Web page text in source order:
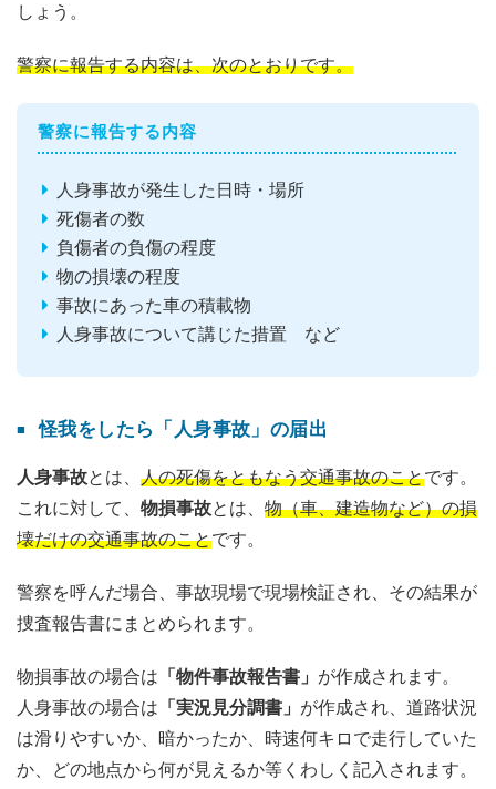
しょう。
警察に報告する内容は、次のとおりです。
警察に報告する内容
人身事故が発生した日時・場所
死傷者の数
負傷者の負傷の程度
物の損壊の程度
事故にあった車の積載物
人身事故について講じた措置 など
怪我をしたら「人身事故」の届出
人身事故とは、 人の死傷をともなう交通事故のことです。
これに対して、 物損事故とは、 物（車、建造物など）の損
壊だけの交通事故のことです。
警察を呼んだ場合、事故現場で現場検証され、その結果が
捜査報告書にまとめられます。
物損事故の場合は 「物件事故報告書」 が作成されます。
人身事故の場合は 「実況見分調書」 が作成され、道路状況
は滑りやすいか、暗かったか、時速何キロで走行していた
か、どの地点から何が見えるか等くわしく記入されます。